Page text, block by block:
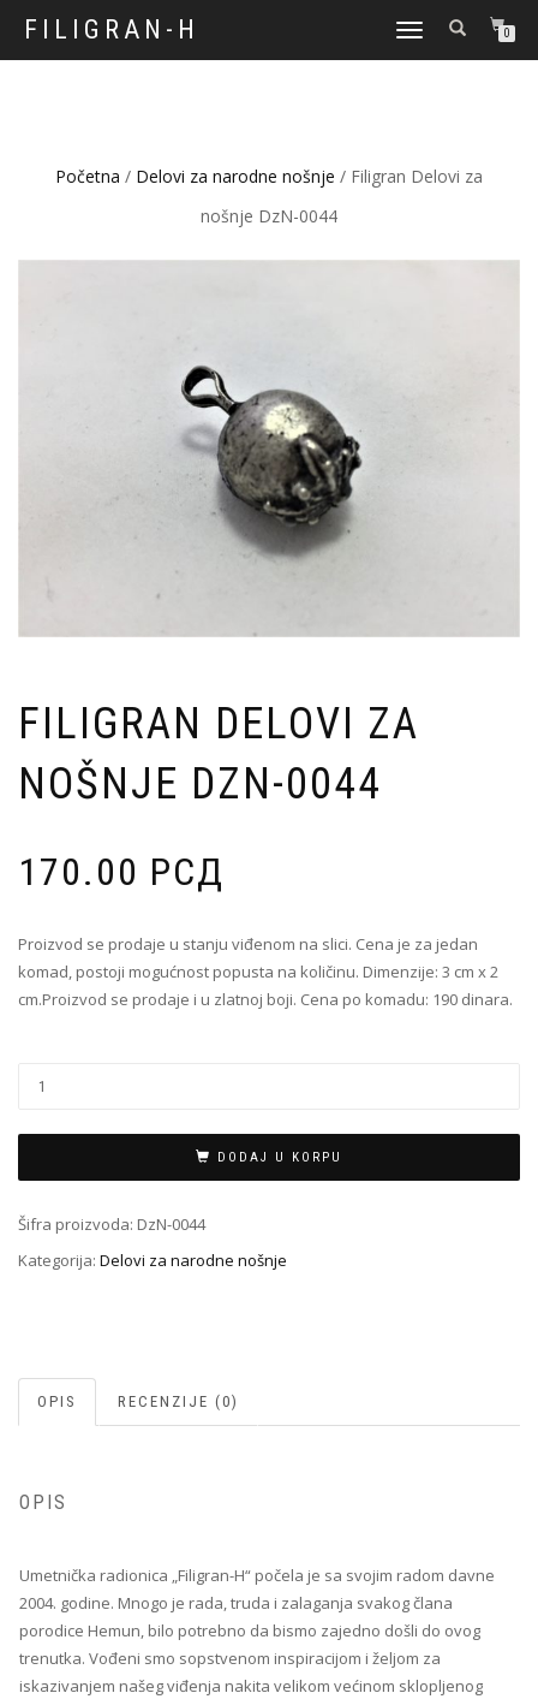
FILIGRAN-H
TOGGLE
0
Početna / Delovi za narodne nošnje / Filigran Delovi za
nošnje DzN-0044
FILIGRAN DELOVI ZA
NOŠNJE DZN-0044
170.00 РСД
Proizvod se prodaje u stanju viđenom na slici. Cena je za jedan
komad, postoji mogućnost popusta na količinu. Dimenzije: 3 cm x 2
cm.Proizvod se prodaje i u zlatnoj boji. Cena po komadu: 190 dinara.
za
DzN-
0044
količina
DODAJ U KORPU
Šifra proizvoda: DzN-0044
Kategorija: Delovi za narodne nošnje
OPIS RECENZIJE (0)
OPIS
Umetnička radionica „Filigran-H“ počela je sa svojim radom davne
2004. godine. Mnogo je rada, truda i zalaganja svakog člana
porodice Hemun, bilo potrebno da bismo zajedno došli do ovog
trenutka. Vođeni smo sopstvenom inspiracijom i željom za
iskazivanjem našeg viđenja nakita velikom većinom sklopljenog